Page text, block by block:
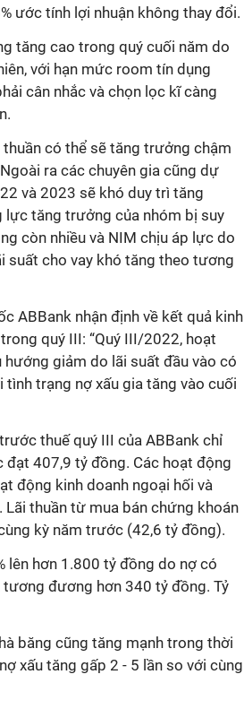
ước tính lợi nhuận không thay đổi.
tăng cao trong quý cuối năm do
với hạn mức room tín dụng
cân nhắc và chọn lọc kĩ càng
có thể sẽ tăng trưởng chậm
ra các chuyên gia cũng dự
và 2023 sẽ khó duy trì tăng
tăng trưởng của nhóm bị suy
còn nhiều và NIM chịu áp lực do
suất cho vay khó tăng theo tương
ABBank nhận định về kết quả kinh
quý III: “Quý III/2022, hoạt
giảm do lãi suất đầu vào có
trạng nợ xấu gia tăng vào cuối
thuế quý III của ABBank chỉ
407,9 tỷ đồng. Các hoạt động
động kinh doanh ngoại hối và
thuần từ mua bán chứng khoán
kỳ năm trước (42,6 tỷ đồng).
lên hơn 1.800 tỷ đồng do nợ có
tương đương hơn 340 tỷ đồng. Tỷ
băng cũng tăng mạnh trong thời
xấu tăng gấp 2 - 5 lần so với cùng